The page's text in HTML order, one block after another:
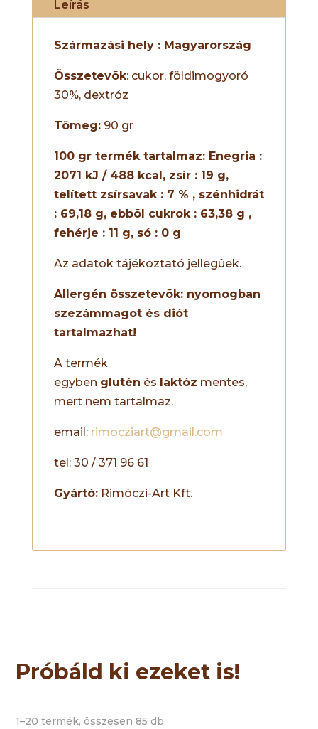
Leírás
Származási hely : Magyarország
Összetevõk: cukor, földimogyoró
30%, dextróz
Tömeg:90 gr
100 gr termék tartalmaz:Enegria :
2071 kJ / 488 kcal, zsír : 19 g,
telített zsírsavak : 7 % , szénhidrát
: 69,18 g, ebbõl cukrok : 63,38 g ,
fehérje : 11 g, só : 0 g
Az adatok tájékoztató jellegûek.
Allergén összetevõk: nyomogban
szezámmagot és diót
tartalmazhat!
A termék
egyben glutén és laktóz mentes,
mert nem tartalmaz.
email: rimocziart@gmail.com
tel: 30 / 371 96 61
Gyártó:Rimóczi-Art Kft.
Próbáld ki ezeket is!
1–20 termék, összesen 85 db